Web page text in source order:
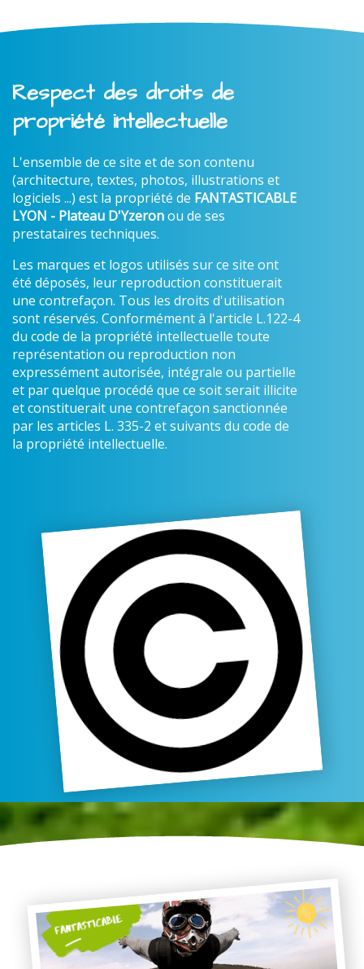
Respect des droits de
propriété intellectuelle
L'ensemble de ce site et de son contenu
(architecture, textes, photos, illustrations et
logiciels ...) est la propriété de FANTASTICABLE
LYON - Plateau D'Yzeronou de ses
prestataires techniques.
Les marques et logos utilisés sur ce site ont
été déposés, leur reproduction constituerait
une contrefaçon. Tous les droits d'utilisation
sont réservés. Conformément à l'article L.122-4
du code de la propriété intellectuelle toute
représentation ou reproduction non
expressément autorisée, intégrale ou partielle
et par quelque procédé que ce soit serait illicite
et constituerait une contrefaçon sanctionnée
par les articles L. 335-2 et suivants du code de
la propriété intellectuelle.